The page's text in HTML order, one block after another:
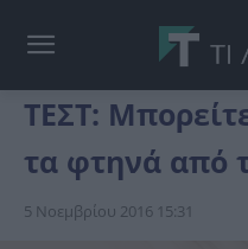
ΤΕΣΤ:
τα φτηνά από
5 Νοεμβρίου 2016 15:31